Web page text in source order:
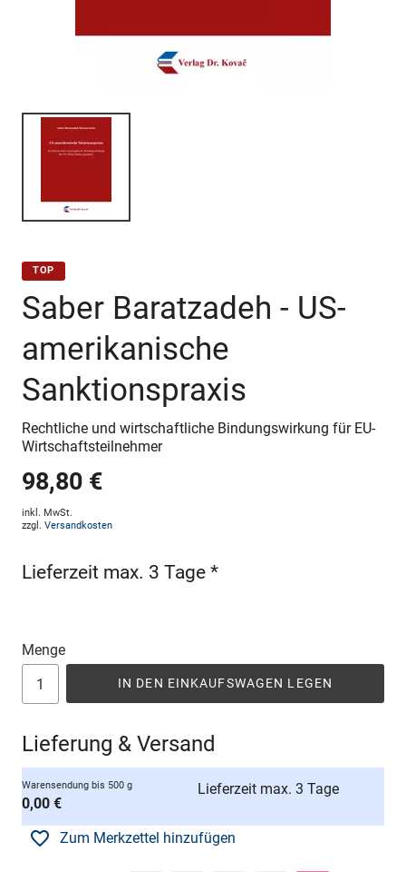
TOP
Saber Baratzadeh - US-
amerikanische
Sanktionspraxis
Rechtliche und wirtschaftliche Bindungswirkung für EU-
Wirtschaftsteilnehmer
98,80 €
inkl. MwSt.
zzgl. Versandkosten
Lieferzeit max. 3 Tage *
Menge
IN DEN EINKAUFSWAGEN LEGEN
Lieferung & Versand
Warensendung bis 500 g
0,00 €
Lieferzeit max. 3 Tage
Zum Merkzettel hinzufügen